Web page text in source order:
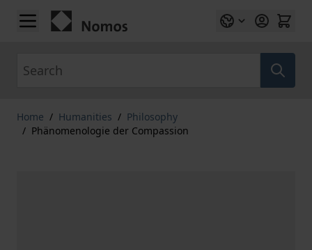
Skip to Content
Home / Humanities / Philosophy
/ Phänomenologie der Compassion